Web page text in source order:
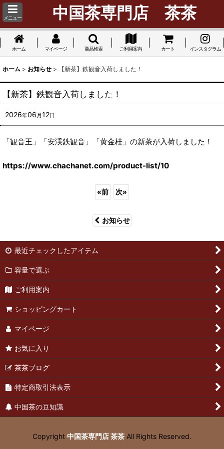
メニュー 中国茶専門店 茶茶
ホーム マイページ 商品検索 ご利用案内 カート インスタグラム
ホーム > お知らせ > 【新茶】鉄観音入荷しました！
【新茶】鉄観音入荷しました！
2026年06 月12日
「観音王」「安渓鉄観音」「黄金桂」の新茶が入荷しました！
https://www.chachanet.com/product-list/10
«前 次»
お知らせ
最近チェックしたアイテム
容量で選ぶ
ご利用案内
ショッピングカート
マイページ
お気に入り
茶茶ブログ
特定商取引法表示
中国茶の豆知識
Copyright 中国茶専門店 茶茶 All Rights Reserved.